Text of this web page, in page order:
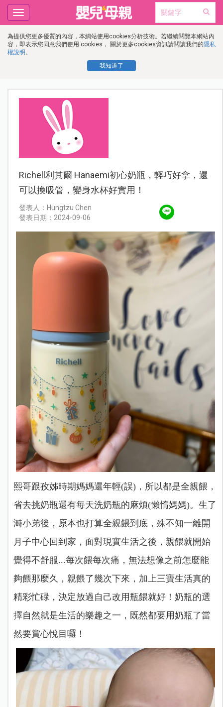
為提供您更多優質的內容，本網站使用cookies分析技術。若繼續閱覽本網站內
容，即表示您同意我們使用 cookies， 關於更多cookies資訊請閱讀我們的隱私
權說明 。
我知道了
Toggle
navigation
Richell利其爾 Hanaemi初心奶瓶，輕巧好拿，還
可以換吸管，變身水杯好實用！
發表人：Hungtzu Chen
發表日期：2024-09-06
熙哥跟孜姊時期媽媽還年輕(誤)，所以都是全親餵，
省去挑奶瓶還有每天洗奶瓶的麻煩(懶惰媽媽)。生了
溡小弟後，原本也打算全親餵到底，殊不知一離開
月子中心回到家，面對現實生活之後，親餵就開始
覺得不舒服...每次餵每次痛，無法想像之前怎麼能
夠餵那麼久，親餵了幾次下來，加上三寶生活真的
精彩忙碌，決定放過自己改用瓶餵就好！奶瓶的選
擇自然就是生活的樂趣之一，既然都要用奶瓶了當
然要賞心悅目囉！